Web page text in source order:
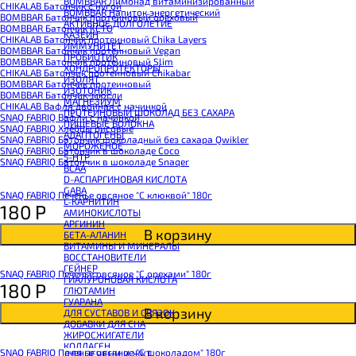
BOMBBAR Напиток энергетический
АКТИВНОЕ ДОЛГОЛЕТИЕ
КАЗЕИН
ИММУНИТЕТ
ПРОБИОТИК
ХОНДРОПРОТЕКТОРЫ
ИЗОЛЯТ
ИЗОТОНИК
МАГНЕЗИУМ
ПРОТЕИНОВЫЙ ШОКОЛАД БЕЗ САХАРА
ПИЩЕВЫЕ ВОЛОКНА
АДАПТОГЕНЫ
МОРОЖЕНОЕ
5-HTP
BCAA
D-АСПАРГИНОВАЯ КИСЛОТА
GABA
L-КАРНИТИН
АМИНОКИСЛОТЫ
АРГИНИН
БЕТА-АЛАНИН
ВИТАМИНЫ И МИНЕРАЛЫ
ВОССТАНОВИТЕЛИ
ГЕЙНЕР
ГИАЛУРОНОВАЯ КИСЛОТА
ГЛЮТАМИН
ГУАРАНА
ДЛЯ СУСТАВОВ И СВЯЗОК
ДОБАВКИ ДЛЯ СНА
ЖИРОСЖИГАТЕЛИ
КОЛЛАГЕН
ДЛЯ ПЕЧЕНИ И ЖКТ
CHIKALAB Батончик с нугой
BOMBBAR Батончик протеиновый ореховый
BOMBBAR Батончик KETO
CHIKALAB Батончик протеиновый Chika Layers
BOMBBAR Батончик протеиновый Vegan
BOMBBAR Батончик протеиновый Slim
CHIKALAB Батончик протеиновый Chikabar
BOMBBAR Батончик протеиновый
BOMBBAR Батончик-мюсли
CHIKALAB Вафля двойная с начинкой
SNAQ FABRIQ Вафли с начинкой
SNAQ FABRIQ Хлебцы рисовые
SNAQ FABRIQ Батончик шоколадный без сахара Qwikler
SNAQ FABRIQ Батончик в шоколаде Coco
SNAQ FABRIQ Батончик в шоколаде Snaqer
SNAQ FABRIQ Печенье овсяное "С клюквой" 180г
180 Р
В корзину
SNAQ FABRIQ Печенье овсяное "С орехами" 180г
180 Р
В корзину
SNAQ FABRIQ Печенье овсяное "С шоколадом" 180г